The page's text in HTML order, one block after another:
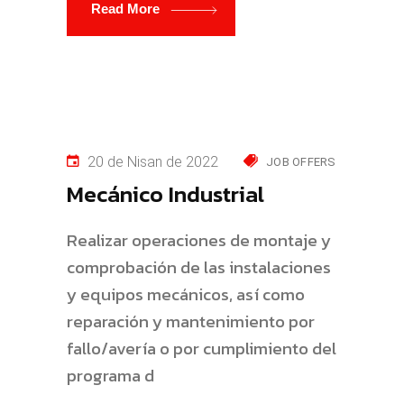
Read More
20 de Nisan de 2022 JOB OFFERS
Mecánico Industrial
Realizar operaciones de montaje y
comprobación de las instalaciones
y equipos mecánicos, así como
reparación y mantenimiento por
fallo/avería o por cumplimiento del
programa d